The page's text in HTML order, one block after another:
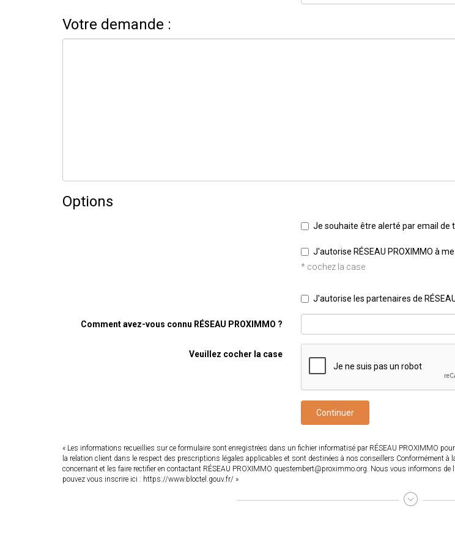
Votre demande :
Options
Je souhaite être alerté par email de
J'autorise RÉSEAU PROXIMMO à
* cochez la case
J'autorise les partenaires de
Comment avez-vous connu RÉSEAU PROXIMMO ?
Veuillez cocher la case
Continuer
« Les informations recueillies sur ce formulaire sont enregistrées dans un fichier informatisé par RÉSEAU PROXIMMO
la relation client dans le respect des prescriptions légales applicables et sont destinées à nos conseillers Conformément
concernant et les faire rectifier en contactant RÉSEAU PROXIMMO questembert@proximmo.org. Nous vous informons
pouvez vous inscrire ici : https://www.bloctel.gouv.fr/ »